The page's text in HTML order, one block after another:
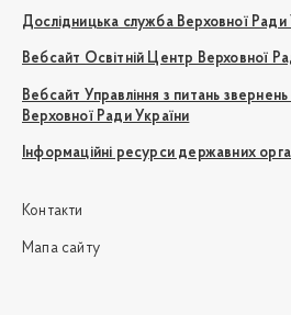
Дослідницька служба Верховної Ради
Вебсайт Освітній Центр Верховної
Вебсайт Управління з питань
Верховної Ради України
Інформаційні ресурси державних
Контакти
Мапа сайту